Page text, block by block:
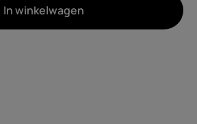
In winkelwagen